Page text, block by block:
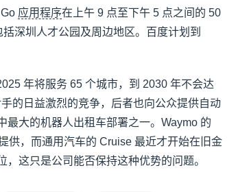
应用程序在上午 9 点至下午 5 点之间的 50
深圳人才公园及周边地区。百度计划到
年将服务 65 个城市，到 2030 年不会达
的日益激烈的竞争，后者也向公众提供自动
大的机器人出租车部署之一。Waymo 的
供，而通用汽车的 Cruise 最近才开始在旧金
这只是公司能否保持这种优势的问题。